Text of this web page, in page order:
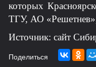
которых
ТГУ, АО
Источник: сайт
Поделиться